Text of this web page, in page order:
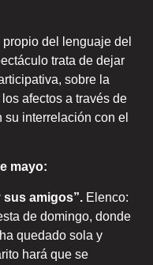
del lenguaje del
trata de dejar
sobre la
afectos a través de
interrelación con el
mayo:
sus amigos”. Elenco:
de domingo, donde
quedado sola y
hará que se